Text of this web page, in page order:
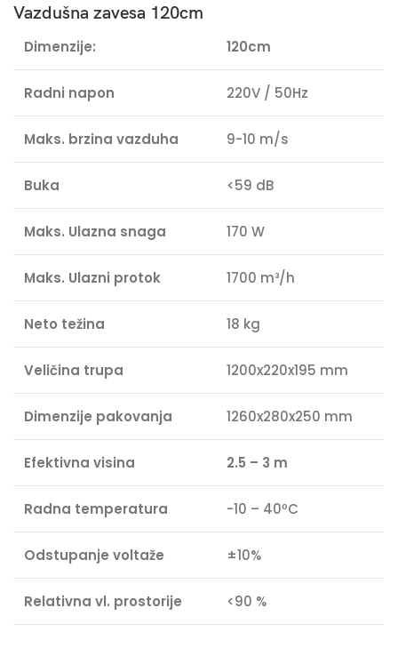
Vazdušna zavesa 120cm
Dimenzije: 120cm
Radni napon 220V / 50Hz
Maks. brzina vazduha 9-10 m/s
Buka <59 dB
Maks. Ulazna snaga 170 W
Maks. Ulazni protok 1700 m³/h
Neto težina 18 kg
Veličina trupa 1200x220x195 mm
Dimenzije pakovanja 1260x280x250 mm
Efektivna visina 2.5 – 3 m
Radna temperatura -10 – 40ºC
Odstupanje voltaže ±10%
Relativna vl. prostorije <90 %